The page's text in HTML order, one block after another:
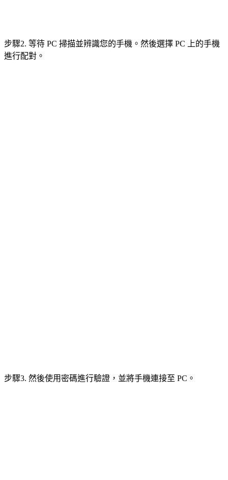
步驟2. 等待 PC 掃描並辨識您的手機。然後選擇 PC 上的手機
進行配對。
步驟3. 然後使用密碼進行驗證，並將手機連接至 PC。